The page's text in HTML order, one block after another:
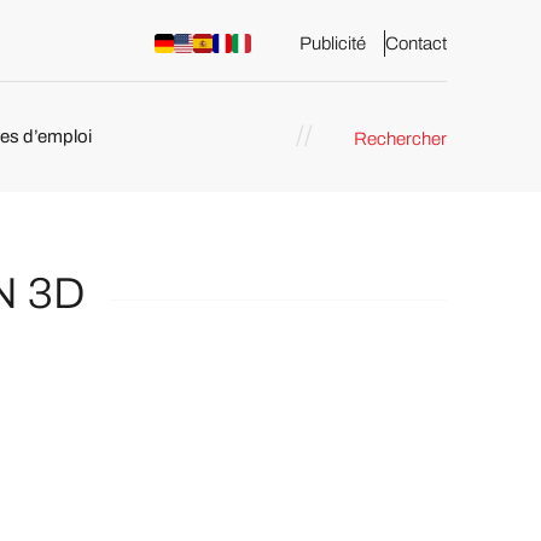
Publicité Contact
d’emploi Rechercher
3D